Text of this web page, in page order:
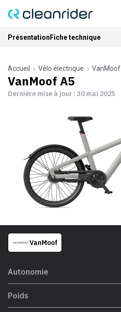
Présentation Fiche technique
Accueil Vélo électrique VanMoof
VanMoof A5
Dernière mise à jour : 30 mai 2025
VanMoof
Autonomie
Poids